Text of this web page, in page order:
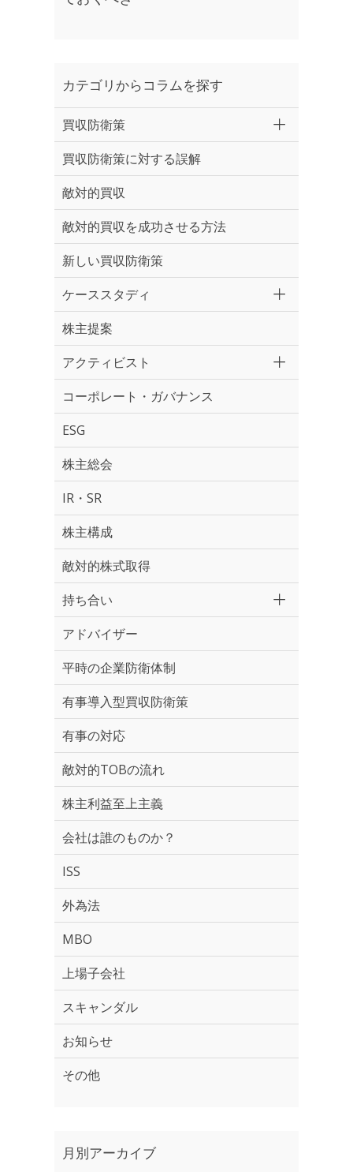
カテゴリからコラムを探す
買収防衛策
買収防衛策に対する誤解
敵対的買収
敵対的買収を成功させる方法
新しい買収防衛策
ケーススタディ
株主提案
アクティビスト
コーポレート・ガバナンス
ESG
株主総会
IR・SR
株主構成
敵対的株式取得
持ち合い
アドバイザー
平時の企業防衛体制
有事導入型買収防衛策
有事の対応
敵対的TOBの流れ
株主利益至上主義
会社は誰のものか？
ISS
外為法
MBO
上場子会社
スキャンダル
お知らせ
その他
月別アーカイブ